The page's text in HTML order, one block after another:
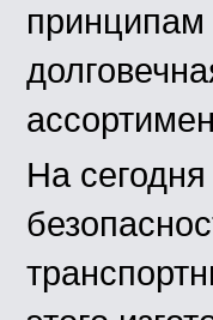
принципам
На